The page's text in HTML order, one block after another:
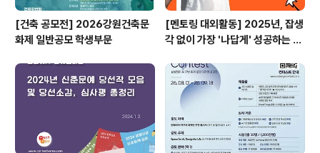
[건축 공모전] 2026강원건축문
화제 일반공모 학생부문
[멘토링 대외활동] 2025년, 잡생
각 없이 가장 '나답게' 성공하는 법